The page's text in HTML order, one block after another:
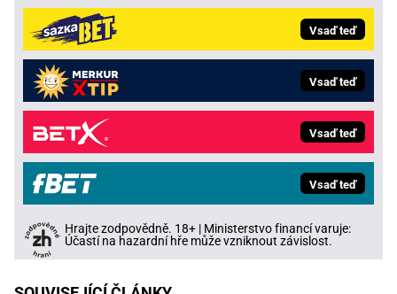
Vsaď teď
Vsaď teď
Vsaď teď
Vsaď teď
Hrajte zodpovědně. 18+ | Ministerstvo financí varuje:
Účastí na hazardní hře může vzniknout závislost.